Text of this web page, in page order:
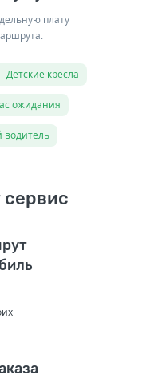
плату
Детские кресла
ожидания
водитель
сервис